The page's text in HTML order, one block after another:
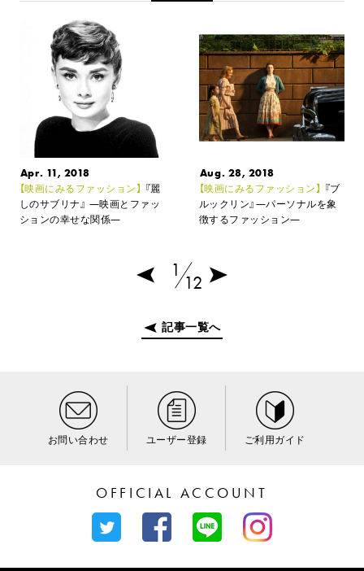
Apr. 11, 2018
【映画にみるファッション】 『麗
しのサブリナ』 ―映画とファッ
ションの幸せな関係―
Aug. 28, 2018
【映画にみるファッション】 『ブ
ルックリン』―パーソナルを象
徴するファッション―
1
12
記事一覧へ
お問い合わせ ユーザー登録 ご利用ガイド
OFFICIAL ACCOUNT